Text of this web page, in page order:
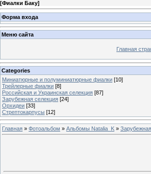
[Фиалки Баку]
Форма входа
Меню сайта
Главная
Categories
Миниатюрные и полуминиатюрные фиалки [10]
Трейлерные фиалки [8]
Российская и Украинская селекция [87]
Зарубежная селекция [24]
Орхидеи [33]
Стрептокарпусы [12]
Главная » Фотоальбом » Альбомы Natalia_K »